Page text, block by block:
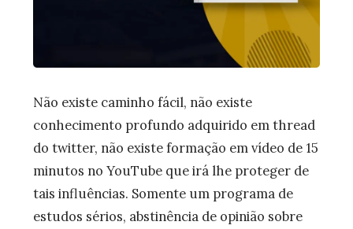
Não existe caminho fácil, não existe
conhecimento profundo adquirido em thread
do twitter, não existe formação em vídeo de 15
minutos no YouTube que irá lhe proteger de
tais influências. Somente um programa de
estudos sérios, abstinência de opinião sobre